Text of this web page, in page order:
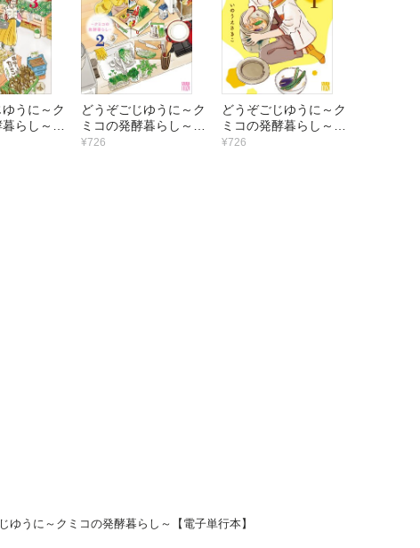
うに～ク
らし～
本】
どうぞごじゆうに～ク
ミコの発酵暮らし～
【電子単行本】
¥726
どうぞごじゆうに～ク
ミコの発酵暮らし～
【電子単行本】
¥726
ゆうに～クミコの発酵暮らし～【電子単行本】